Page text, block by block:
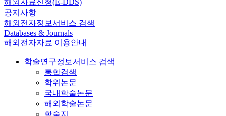
해외자료신청(E-DDS)
공지사항
해외전자정보서비스 검색
Databases & Journals
해외전자자료 이용안내
학술연구정보서비스 검색
통합검색
학위논문
국내학술논문
해외학술논문